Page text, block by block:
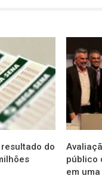
do
público
em